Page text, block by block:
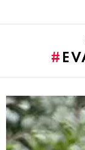
LATEST
STORIES